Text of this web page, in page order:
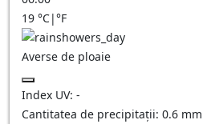
19 °C|°F
Averse de ploaie
Index UV: -
Cantitatea de precipitații: 0.6 mm